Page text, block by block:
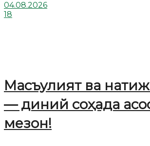
04.08.2026
18
Масъулият ва
— диний соҳада
мезон!